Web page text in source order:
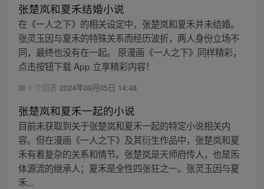
张楚岚和夏禾结婚小说
在《一人之下》的相关设定中，张楚岚和夏禾并未结婚。
张灵玉因与夏禾的特殊关系而经历波折，两人身份立场不
同，最终也没有在一起。 原漫画《一人之下》同样精彩，
点击按钮下载 App 立享精彩内容！
1 个回答 2024年09月05日 14:48
张楚岚和夏禾一起的小说
目前未获取到关于张楚岚和夏禾一起的特定小说相关内
容。但在漫画《一人之下》及其衍生作品中，张楚岚和夏
禾有着复杂的关系和情节。张楚岚是天师府传人，也是炁
体源流的继承人；夏禾是全性四张狂之一。张灵玉因与夏
禾...